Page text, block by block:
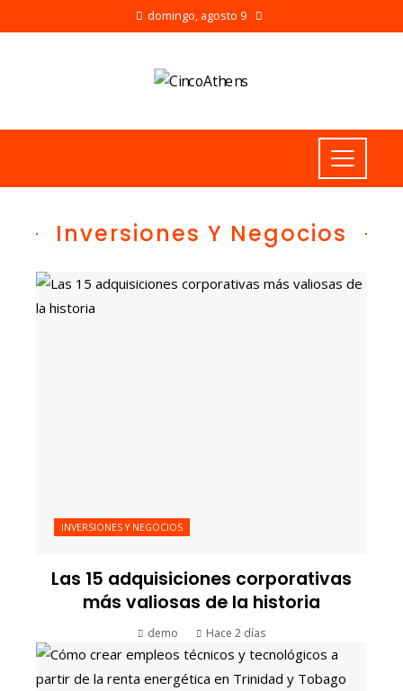
domingo, agosto 9
Inversiones Y Negocios
INVERSIONES Y NEGOCIOS
Las 15 adquisiciones corporativas
más valiosas de la historia
demo Hace 2 días